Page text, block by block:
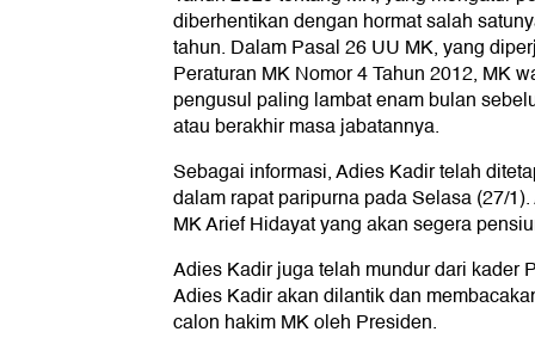
diberhentikan dengan hormat salah
tahun. Dalam Pasal 26 UU MK, yang
Peraturan MK Nomor 4 Tahun 2012, MK
pengusul paling lambat enam bulan
atau berakhir masa jabatannya.
Sebagai informasi, Adies Kadir telah
dalam rapat paripurna pada Selasa (27/
MK Arief Hidayat yang akan segera
Adies Kadir juga telah mundur dari kader
Adies Kadir akan dilantik dan
calon hakim MK oleh Presiden.